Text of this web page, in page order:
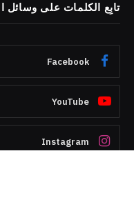
تابِع الكلمات على وسائل
Facebook
YouTube
Instagram